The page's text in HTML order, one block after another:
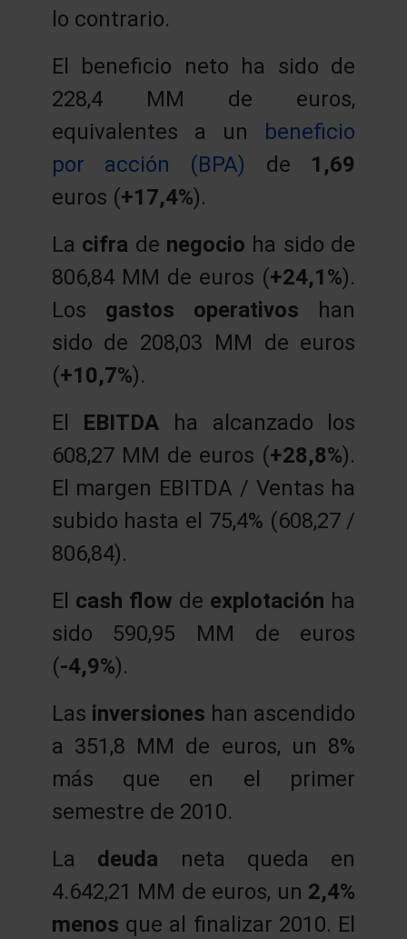
lo contrario.
El beneficio neto ha sido de
228,4 MM de euros,
equivalentes a un beneficio
por acción (BPA) de 1,69
euros (+17,4%).
La cifra de negocio ha sido de
806,84 MM de euros (+24,1%).
Los gastos operativos han
sido de 208,03 MM de euros
(+10,7%).
El EBITDA ha alcanzado los
608,27 MM de euros (+28,8%).
El margen EBITDA / Ventas ha
subido hasta el 75,4% (608,27 /
806,84).
El cash flow de explotación ha
sido 590,95 MM de euros
(-4,9%).
Las inversiones han ascendido
a 351,8 MM de euros, un 8%
más que en el primer
semestre de 2010.
La deuda neta queda en
4.642,21 MM de euros, un 2,4%
menos que al finalizar 2010. El